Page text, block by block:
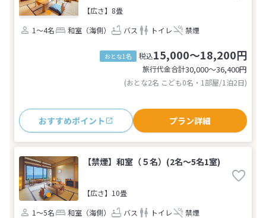
【広さ】8畳
1～4名
和室（海側） バス トイレ 禁煙
おとな1名 税込15,000～18,200円
旅行代金合計30,000〜36,400円
(おとな2名 こども0名・1部屋/1泊2日)
おすすめポイント プラン詳細
【禁煙】和室（５名）(2名～5名1室)
【広さ】10畳
1～5名
和室（海側） バス トイレ 禁煙